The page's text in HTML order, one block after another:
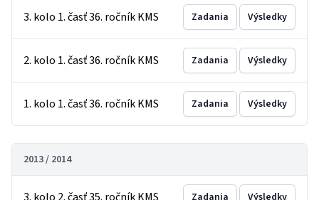
3. kolo 1. časť 36. ročník KMS Zadania Výsledky
2. kolo 1. časť 36. ročník KMS Zadania Výsledky
1. kolo 1. časť 36. ročník KMS Zadania Výsledky
2013 / 2014
Zadania Výsledky